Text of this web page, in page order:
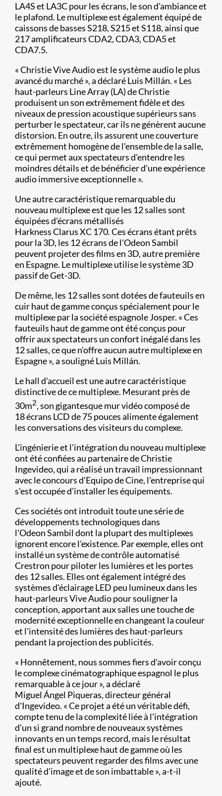
LA4S et LA3C pour les écrans, le son d'ambiance et
le plafond. Le multiplexe est également équipé de
caissons de basses S218, S215 et S118, ainsi que
217 amplificateurs CDA2, CDA3, CDA5 et
CDA7.5.
« Christie Vive Audio est le système audio le plus
avancé du marché », a déclaré Luis Millán. « Les
haut-parleurs Line Array (LA) de Christie
produisent un son extrêmement fidèle et des
niveaux de pression acoustique supérieurs sans
perturber le spectateur, car ils ne génèrent aucune
distorsion. En outre, ils assurent une couverture
extrêmement homogène de l'ensemble de la salle,
ce qui permet aux spectateurs d'entendre les
moindres détails et de bénéficier d'une expérience
audio immersive exceptionnelle ».
Une autre caractéristique remarquable du
nouveau multiplexe est que les 12 salles sont
équipées d'écrans métallisés
Harkness Clarus XC 170. Ces écrans étant prêts
pour la 3D, les 12 écrans de l'Odeon Sambil
peuvent projeter des films en 3D, autre première
en Espagne. Le multiplexe utilise le système 3D
passif de Get-3D.
De même, les 12 salles sont dotées de fauteuils en
cuir haut de gamme conçus spécialement pour le
multiplexe par la société espagnole Josper. « Ces
fauteuils haut de gamme ont été conçus pour
offrir aux spectateurs un confort inégalé dans les
12 salles, ce que n'offre aucun autre multiplexe en
Espagne », a souligné Luis Millán.
Le hall d'accueil est une autre caractéristique
distinctive de ce multiplexe. Mesurant près de
30m2, son gigantesque mur vidéo composé de
18 écrans LCD de 75 pouces alimente également
les conversations des visiteurs du complexe.
L'ingénierie et l'intégration du nouveau multiplexe
ont été confiées au partenaire de Christie
Ingevideo, qui a réalisé un travail impressionnant
avec le concours d'Equipo de Cine, l'entreprise qui
s'est occupée d'installer les équipements.
Ces sociétés ont introduit toute une série de
développements technologiques dans
l'Odeon Sambil dont la plupart des multiplexes
ignorent encore l'existence. Par exemple, elles ont
installé un système de contrôle automatisé
Crestron pour piloter les lumières et les portes
des 12 salles. Elles ont également intégré des
systèmes d'éclairage LED peu lumineux dans les
haut-parleurs Vive Audio pour souligner la
conception, apportant aux salles une touche de
modernité exceptionnelle en changeant la couleur
et l'intensité des lumières des haut-parleurs
pendant la projection des publicités.
« Honnêtement, nous sommes fiers d'avoir conçu
le complexe cinématographique espagnol le plus
remarquable à ce jour », a déclaré
Miguel Ángel Piqueras, directeur général
d'Ingevideo. « Ce projet a été un véritable défi,
compte tenu de la complexité liée à l'intégration
d'un si grand nombre de nouveaux systèmes
innovants en un temps record, mais le résultat
final est un multiplexe haut de gamme où les
spectateurs peuvent regarder des films avec une
qualité d'image et de son imbattable », a-t-il
ajouté.